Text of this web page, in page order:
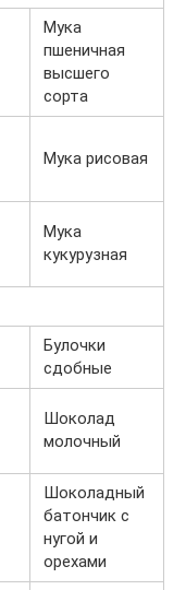
Мука
пшеничная
высшего
сорта
Мука рисовая
Мука
кукурузная
Булочки
сдобные
Шоколад
молочный
Шоколадный
батончик с
нугой и
орехами